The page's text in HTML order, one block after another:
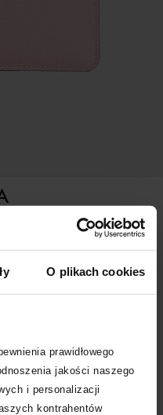
O plikach cookies
prawidłowego
jakości naszego
i personalizacji
kontrahentów
od 0 zł